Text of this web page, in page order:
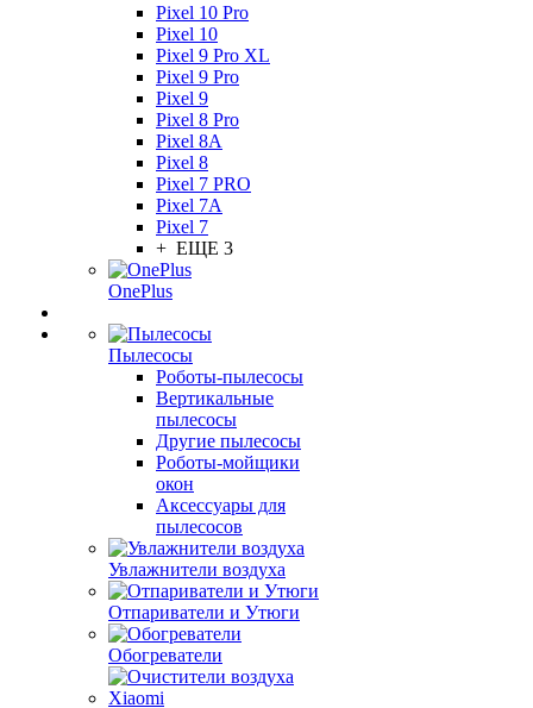
Pixel 10 Pro
Pixel 10
Pixel 9 Pro XL
Pixel 9 Pro
Pixel 9
Pixel 8 Pro
Pixel 8A
Pixel 8
Pixel 7 PRO
Pixel 7A
Pixel 7
+ ЕЩЕ 3
OnePlus
Пылесосы
Роботы-пылесосы
Вертикальные
пылесосы
Другие пылесосы
Роботы-мойщики
окон
Аксессуары для
пылесосов
Увлажнители воздуха
Отпариватели и Утюги
Обогреватели